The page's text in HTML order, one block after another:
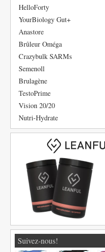
HelloForty
YourBiology Gut+
Anastore
Brûleur Oméga
Crazybulk SARMs
Semenoll
Brulagène
TestoPrime
Vision 20/20
Nutri-Hydrate
Suivez-nous!